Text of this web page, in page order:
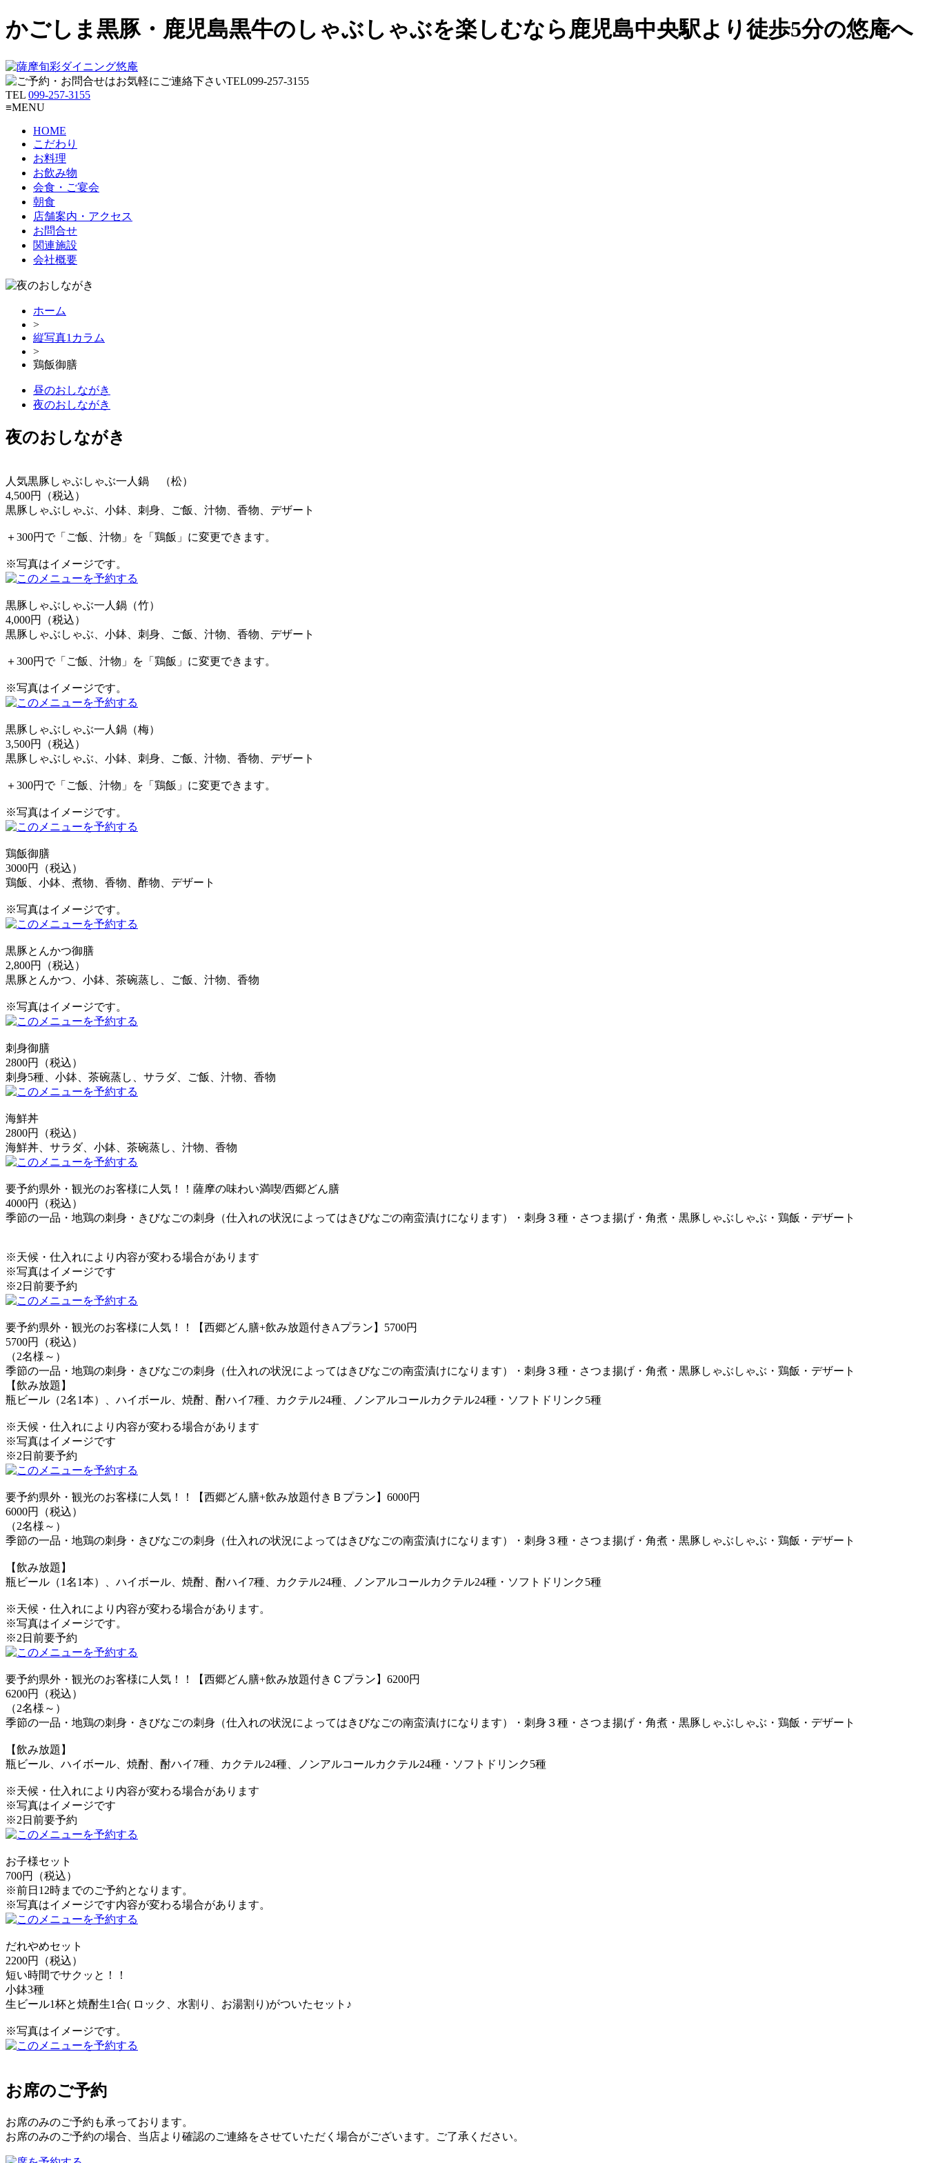
かごしま黒豚・鹿児島黒牛のしゃぶしゃぶを楽しむなら鹿児島中央駅より徒歩5分の悠庵へ
TEL 099-257-3155
≡MENU
HOME
こだわり
お料理
お飲み物
会食・ご宴会
朝食
店舗案内・アクセス
お問合せ
関連施設
会社概要
ホーム
>
縦写真1カラム
>
鶏飯御膳
昼のおしながき
夜のおしながき
夜のおしながき
人気黒豚しゃぶしゃぶ一人鍋 （松）
4,500円（税込）
黒豚しゃぶしゃぶ、小鉢、刺身、ご飯、汁物、香物、デザート
＋300円で「ご飯、汁物」を「鶏飯」に変更できます。
※写真はイメージです。
黒豚しゃぶしゃぶ一人鍋（竹）
4,000円（税込）
黒豚しゃぶしゃぶ、小鉢、刺身、ご飯、汁物、香物、デザート
＋300円で「ご飯、汁物」を「鶏飯」に変更できます。
※写真はイメージです。
黒豚しゃぶしゃぶ一人鍋（梅）
3,500円（税込）
黒豚しゃぶしゃぶ、小鉢、刺身、ご飯、汁物、香物、デザート
＋300円で「ご飯、汁物」を「鶏飯」に変更できます。
※写真はイメージです。
鶏飯御膳
3000円（税込）
鶏飯、小鉢、煮物、香物、酢物、デザート
※写真はイメージです。
黒豚とんかつ御膳
2,800円（税込）
黒豚とんかつ、小鉢、茶碗蒸し、ご飯、汁物、香物
※写真はイメージです。
刺身御膳
2800円（税込）
刺身5種、小鉢、茶碗蒸し、サラダ、ご飯、汁物、香物
海鮮丼
2800円（税込）
海鮮丼、サラダ、小鉢、茶碗蒸し、汁物、香物
要予約県外・観光のお客様に人気！！薩摩の味わい満喫/西郷どん膳
4000円（税込）
季節の一品・地鶏の刺身・きびなごの刺身（仕入れの状況によってはきびなごの南蛮漬けになります）・刺身３種・さつま揚げ・角煮・黒豚しゃぶしゃぶ・鶏飯・デザート
※天候・仕入れにより内容が変わる場合があります
※写真はイメージです
※2日前要予約
要予約県外・観光のお客様に人気！！【西郷どん膳+飲み放題付きAプラン】5700円
5700円（税込）
（2名様～）
季節の一品・地鶏の刺身・きびなごの刺身（仕入れの状況によってはきびなごの南蛮漬けになります）・刺身３種・さつま揚げ・角煮・黒豚しゃぶしゃぶ・鶏飯・デザート
【飲み放題】
瓶ビール（2名1本）、ハイボール、焼酎、酎ハイ7種、カクテル24種、ノンアルコールカクテル24種・ソフトドリンク5種
※天候・仕入れにより内容が変わる場合があります
※写真はイメージです
※2日前要予約
要予約県外・観光のお客様に人気！！【西郷どん膳+飲み放題付きＢプラン】6000円
6000円（税込）
（2名様～）
季節の一品・地鶏の刺身・きびなごの刺身（仕入れの状況によってはきびなごの南蛮漬けになります）・刺身３種・さつま揚げ・角煮・黒豚しゃぶしゃぶ・鶏飯・デザート
【飲み放題】
瓶ビール（1名1本）、ハイボール、焼酎、酎ハイ7種、カクテル24種、ノンアルコールカクテル24種・ソフトドリンク5種
※天候・仕入れにより内容が変わる場合があります。
※写真はイメージです。
※2日前要予約
要予約県外・観光のお客様に人気！！【西郷どん膳+飲み放題付きＣプラン】6200円
6200円（税込）
（2名様～）
季節の一品・地鶏の刺身・きびなごの刺身（仕入れの状況によってはきびなごの南蛮漬けになります）・刺身３種・さつま揚げ・角煮・黒豚しゃぶしゃぶ・鶏飯・デザート
【飲み放題】
瓶ビール、ハイボール、焼酎、酎ハイ7種、カクテル24種、ノンアルコールカクテル24種・ソフトドリンク5種
※天候・仕入れにより内容が変わる場合があります
※写真はイメージです
※2日前要予約
お子様セット
700円（税込）
※前日12時までのご予約となります。
※写真はイメージです内容が変わる場合があります。
だれやめセット
2200円（税込）
短い時間でサクッと！！
小鉢3種
生ビール1杯と焼酎生1合( ロック、水割り、お湯割り)がついたセット♪
※写真はイメージです。
お席のご予約
お席のみのご予約も承っております。
お席のみのご予約の場合、当店より確認のご連絡をさせていただく場合がございます。ご了承ください。